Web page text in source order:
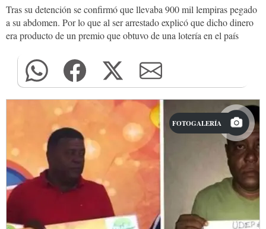
Tras su detención se confirmó que llevaba 900 mil lempiras pegado
a su abdomen. Por lo que al ser arrestado explicó que dicho dinero
era producto de un premio que obtuvo de una lotería en el país
FOTOGALERÍA